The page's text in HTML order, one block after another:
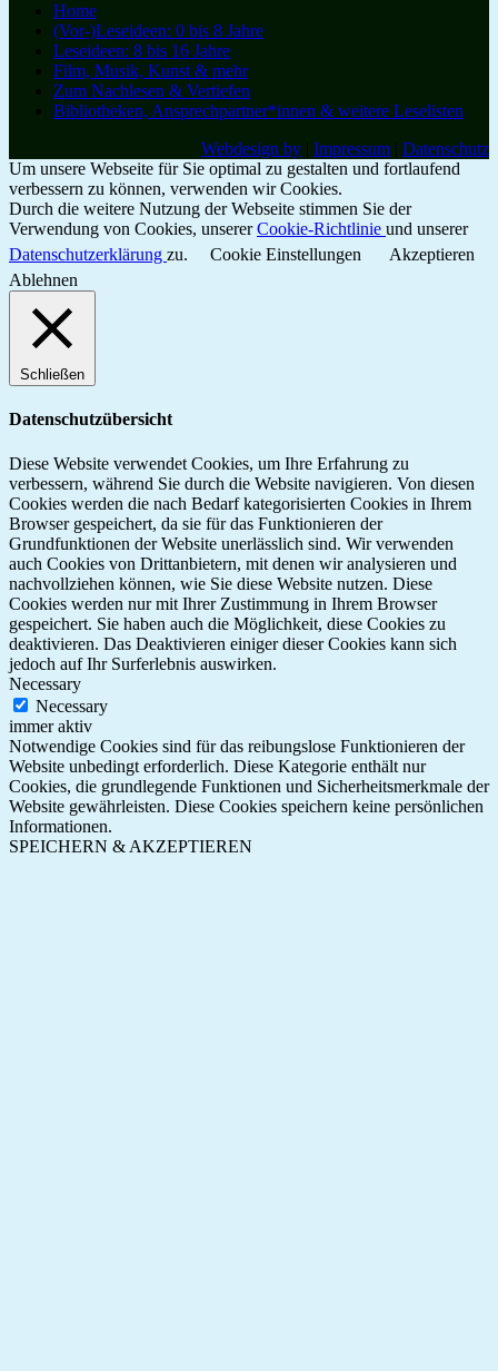
Home
(Vor-)Leseideen: 0 bis 8 Jahre
Leseideen: 8 bis 16 Jahre
Film, Musik, Kunst & mehr
Zum Nachlesen & Vertiefen
Bibliotheken, Ansprechpartner*innen & weitere Leselisten
Webdesign by
Impressum
Datenschutz
Um unsere Webseite für Sie optimal zu gestalten und fortlaufend
verbessern zu können, verwenden wir Cookies.
Durch die weitere Nutzung der Webseite stimmen Sie der
Verwendung von Cookies, unsererCookie-Richtlinie und unserer
Datenschutzerklärung zu. Cookie Einstellungen
Akzeptieren
Ablehnen
Schließen
Datenschutzübersicht
Diese Website verwendet Cookies, um Ihre Erfahrung zu
verbessern, während Sie durch die Website navigieren. Von diesen
Cookies werden die nach Bedarf kategorisierten Cookies in Ihrem
Browser gespeichert, da sie für das Funktionieren der
Grundfunktionen der Website unerlässlich sind. Wir verwenden
auch Cookies von Drittanbietern, mit denen wir analysieren und
nachvollziehen können, wie Sie diese Website nutzen. Diese
Cookies werden nur mit Ihrer Zustimmung in Ihrem Browser
gespeichert. Sie haben auch die Möglichkeit, diese Cookies zu
deaktivieren. Das Deaktivieren einiger dieser Cookies kann sich
jedoch auf Ihr Surferlebnis auswirken.
Necessary
Necessary
immer aktiv
Notwendige Cookies sind für das reibungslose Funktionieren der
Website unbedingt erforderlich. Diese Kategorie enthält nur
Cookies, die grundlegende Funktionen und Sicherheitsmerkmale der
Website gewährleisten. Diese Cookies speichern keine persönlichen
Informationen.
SPEICHERN & AKZEPTIEREN